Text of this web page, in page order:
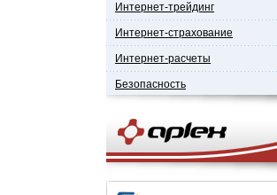
Интернет-трейдинг
Интернет-страхование
Интернет-расчеты
Безопасность